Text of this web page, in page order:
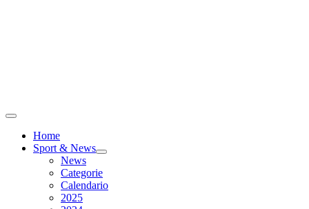
Home
Sport & News
News
Categorie
Calendario
2025